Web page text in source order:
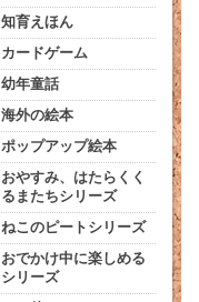
知育えほん
カードゲーム
幼年童話
海外の絵本
ポップアップ絵本
おやすみ、はたらくく
るまたちシリーズ
ねこのピートシリーズ
おでかけ中に楽しめる
シリーズ